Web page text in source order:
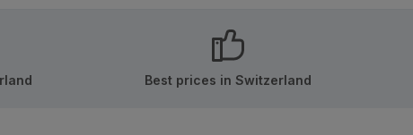
Best prices in Switzerland